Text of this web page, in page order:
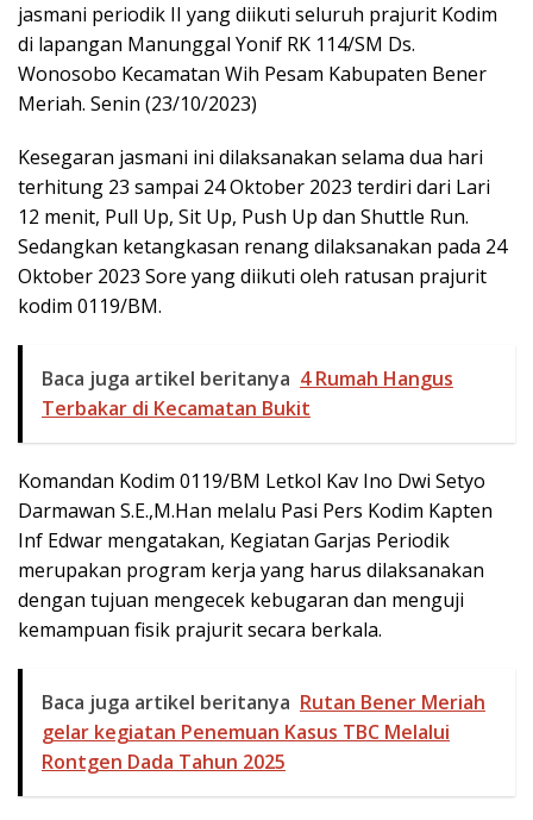
jasmani periodik II yang diikuti seluruh prajurit Kodim
di lapangan Manunggal Yonif RK 114/SM Ds.
Wonosobo Kecamatan Wih Pesam Kabupaten Bener
Meriah. Senin (23/10/2023)
Kesegaran jasmani ini dilaksanakan selama dua hari
terhitung 23 sampai 24 Oktober 2023 terdiri dari Lari
12 menit, Pull Up, Sit Up, Push Up dan Shuttle Run.
Sedangkan ketangkasan renang dilaksanakan pada 24
Oktober 2023 Sore yang diikuti oleh ratusan prajurit
kodim 0119/BM.
Baca juga artikel beritanya 4 Rumah Hangus
Terbakar di Kecamatan Bukit
Komandan Kodim 0119/BM Letkol Kav Ino Dwi Setyo
Darmawan S.E.,M.Han melalu Pasi Pers Kodim Kapten
Inf Edwar mengatakan, Kegiatan Garjas Periodik
merupakan program kerja yang harus dilaksanakan
dengan tujuan mengecek kebugaran dan menguji
kemampuan fisik prajurit secara berkala.
Baca juga artikel beritanya Rutan Bener Meriah
gelar kegiatan Penemuan Kasus TBC Melalui
Rontgen Dada Tahun 2025